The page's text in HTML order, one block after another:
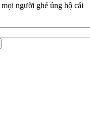
mọi người ghé ủng hộ cái